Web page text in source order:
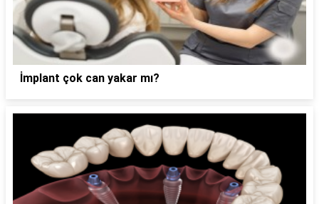
İmplant çok can yakar mı?